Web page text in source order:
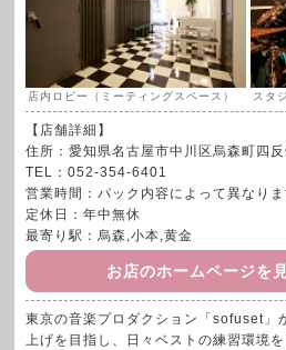
店内ロビー（ミーティングスペース） スタ
【店舗詳細】
住所：愛知県名古屋市中川区烏森町四
TEL：052-354-6401
営業時間：パック内容によって異なり
定休日：年中無休
最寄り駅：烏森,小本,黄金
お店のホームページを
東京の音楽プロダクション「sofuset」
上げを目指し、日々ベストの練習環境を